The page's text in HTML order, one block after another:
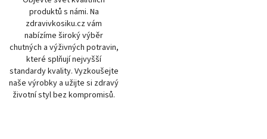
produktů s námi. Na
zdravivkosiku.cz vám
nabízíme široký výběr
chutných a výživných potravin,
které splňují nejvyšší
standardy kvality. Vyzkoušejte
naše výrobky a užijte si zdravý
životní styl bez kompromisů.